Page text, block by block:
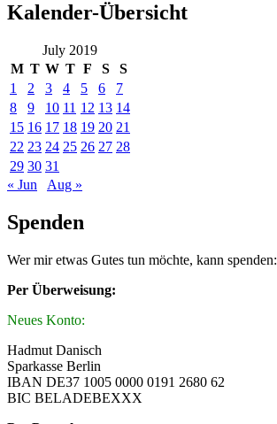
Kalender-Übersicht
July 2019
M T W T F S
S
1
2 3 4 5 6
7
8
9 10 11 12 13 14
15 16 17 18 19 20 21
22 23 24 25 26 27 28
29 30 31
« Jun
Aug »
Spenden
Wer mir etwas Gutes tun möchte, kann spenden:
Per Überweisung:
Neues Konto:
Hadmut Danisch
Sparkasse Berlin
IBAN DE37 1005 0000 0191 2680 62
BIC BELADEBEXXX